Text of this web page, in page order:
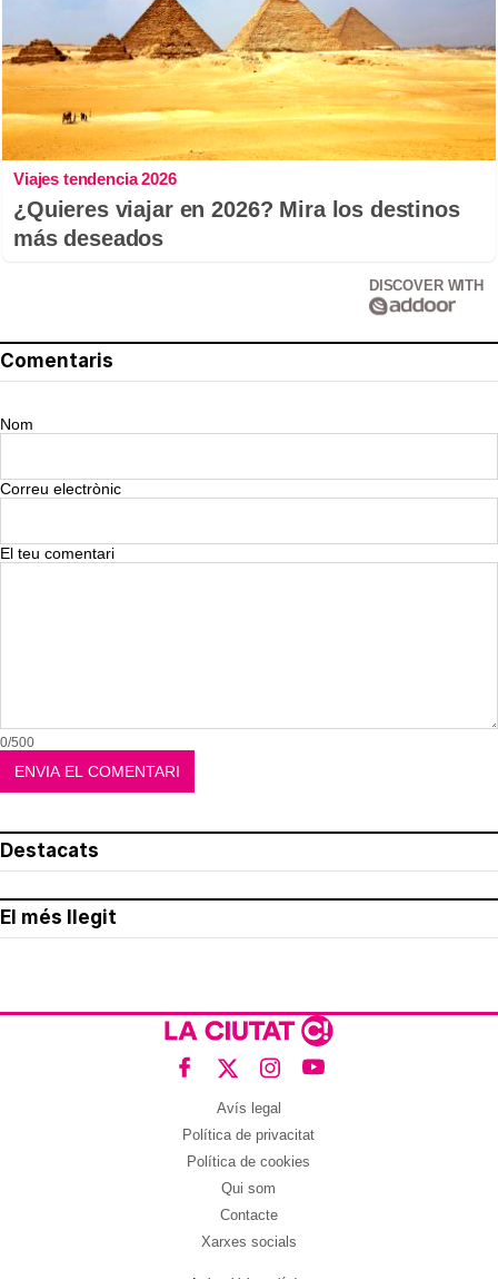
Viajes tendencia 2026
¿Quieres viajar en 2026? Mira los destinos
más deseados
DISCOVER WITH
Comentaris
Nom
Correu electrònic
El teu comentari
0/500
Destacats
El més llegit
Avís legal
Política de privacitat
Política de cookies
Qui som
Contacte
Xarxes socials